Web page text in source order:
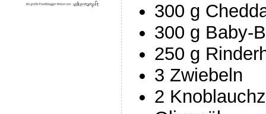
300 g
300 g Baby-
250 g
3 Zwiebeln
2